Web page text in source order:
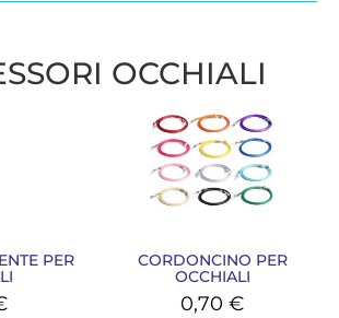
OCCHIALI
PER
CORDONCINO PER
OCCHIALI
0,70€